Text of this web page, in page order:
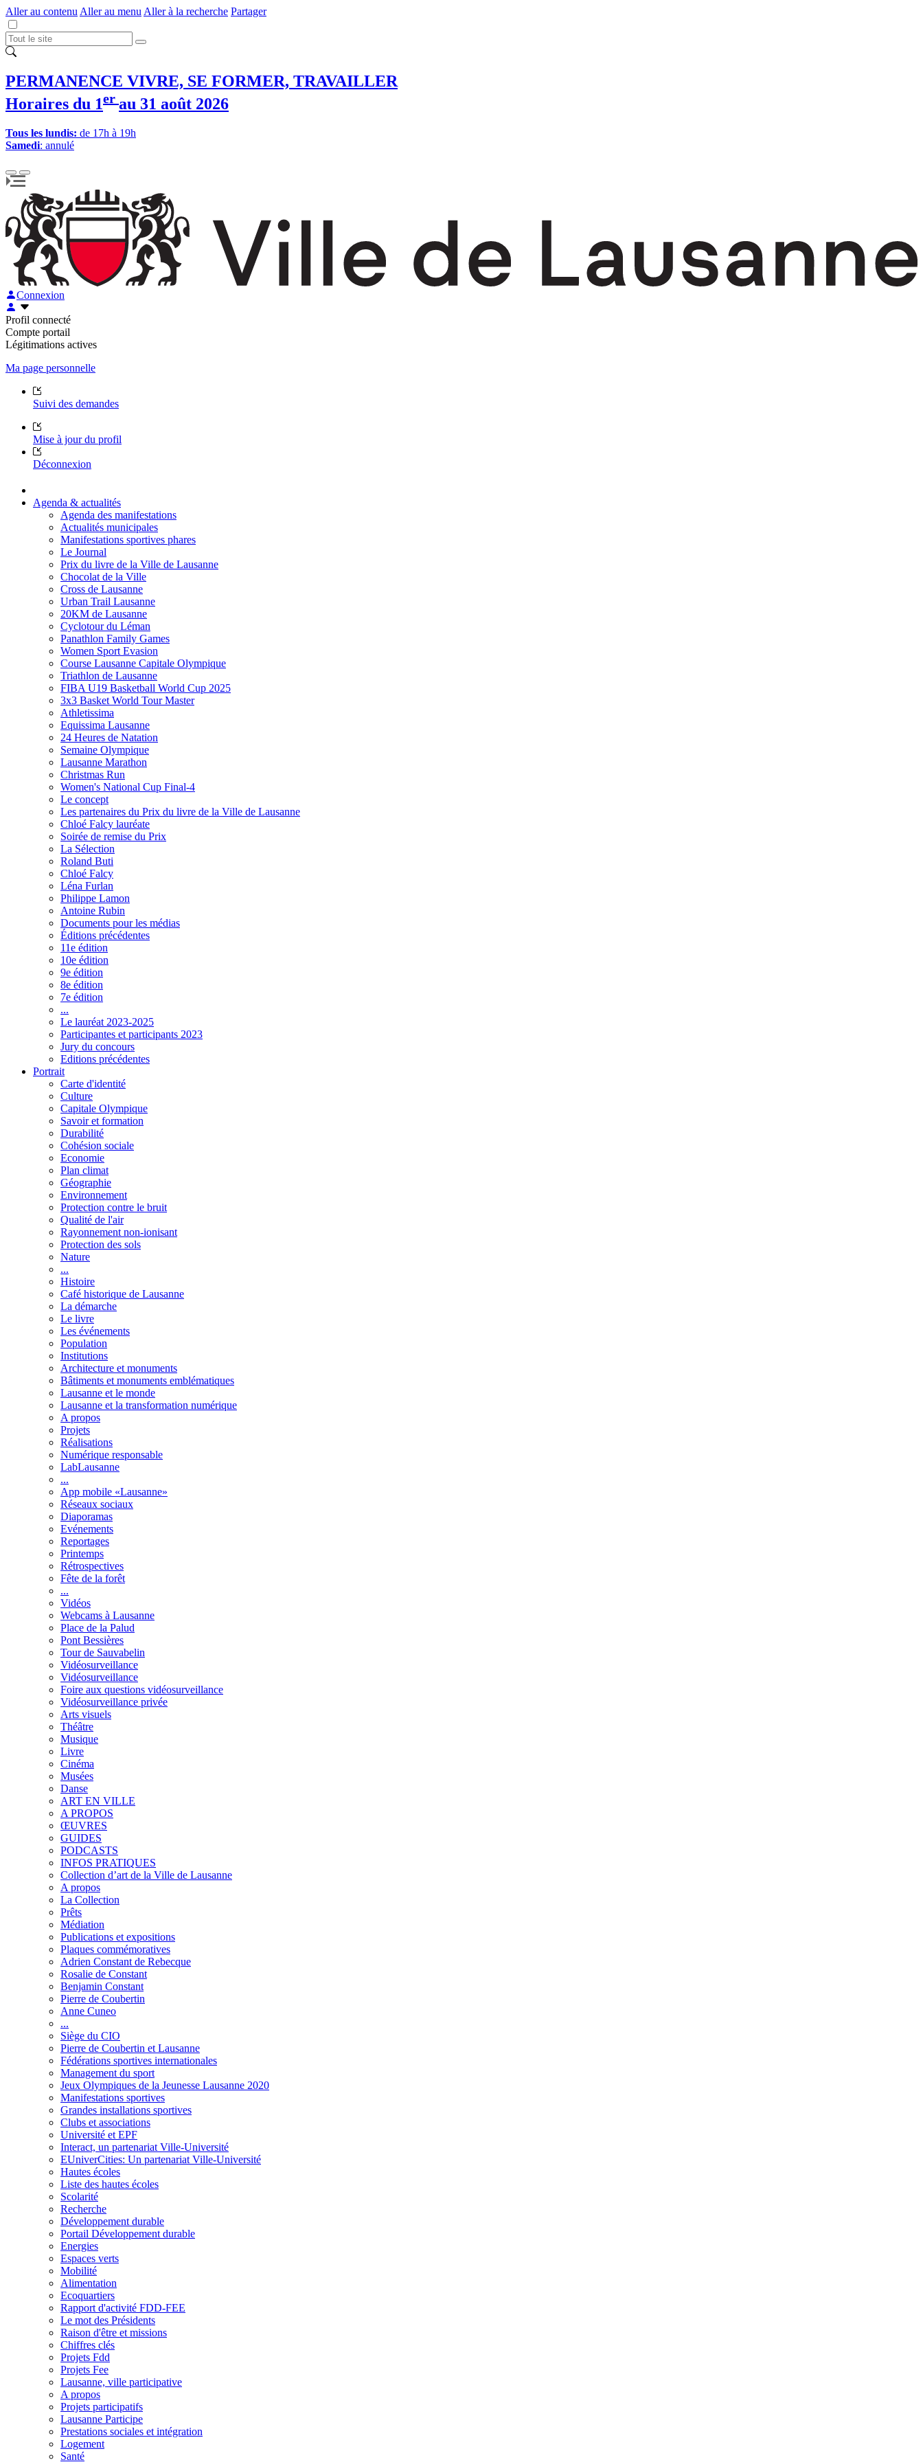
Aller au contenu Aller au menu Aller à la recherche Partager
PERMANENCE VIVRE, SE FORMER, TRAVAILLER
Horaires du 1er au 31 août 2026
Tous les lundis: de 17h à 19h
Samedi: annulé
Connexion
Profil connecté
Compte portail
Légitimations actives
Ma page personnelle
Suivi des demandes
Mise à jour du profil
Déconnexion
Agenda & actualités
Agenda des manifestations
Actualités municipales
Manifestations sportives phares
Le Journal
Prix du livre de la Ville de Lausanne
Chocolat de la Ville
Cross de Lausanne
Urban Trail Lausanne
20KM de Lausanne
Cyclotour du Léman
Panathlon Family Games
Women Sport Evasion
Course Lausanne Capitale Olympique
Triathlon de Lausanne
FIBA U19 Basketball World Cup 2025
3x3 Basket World Tour Master
Athletissima
Equissima Lausanne
24 Heures de Natation
Semaine Olympique
Lausanne Marathon
Christmas Run
Women's National Cup Final-4
Le concept
Les partenaires du Prix du livre de la Ville de Lausanne
Chloé Falcy lauréate
Soirée de remise du Prix
La Sélection
Roland Buti
Chloé Falcy
Léna Furlan
Philippe Lamon
Antoine Rubin
Documents pour les médias
Éditions précédentes
11e édition
10e édition
9e édition
8e édition
7e édition
...
Le lauréat 2023-2025
Participantes et participants 2023
Jury du concours
Editions précédentes
Portrait
Carte d'identité
Culture
Capitale Olympique
Savoir et formation
Durabilité
Cohésion sociale
Economie
Plan climat
Géographie
Environnement
Protection contre le bruit
Qualité de l'air
Rayonnement non-ionisant
Protection des sols
Nature
...
Histoire
Café historique de Lausanne
La démarche
Le livre
Les événements
Population
Institutions
Architecture et monuments
Bâtiments et monuments emblématiques
Lausanne et le monde
Lausanne et la transformation numérique
A propos
Projets
Réalisations
Numérique responsable
LabLausanne
...
App mobile «Lausanne»
Réseaux sociaux
Diaporamas
Evénements
Reportages
Printemps
Rétrospectives
Fête de la forêt
...
Vidéos
Webcams à Lausanne
Place de la Palud
Pont Bessières
Tour de Sauvabelin
Vidéosurveillance
Vidéosurveillance
Foire aux questions vidéosurveillance
Vidéosurveillance privée
Arts visuels
Théâtre
Musique
Livre
Cinéma
Musées
Danse
ART EN VILLE
A PROPOS
ŒUVRES
GUIDES
PODCASTS
INFOS PRATIQUES
Collection d’art de la Ville de Lausanne
A propos
La Collection
Prêts
Médiation
Publications et expositions
Plaques commémoratives
Adrien Constant de Rebecque
Rosalie de Constant
Benjamin Constant
Pierre de Coubertin
Anne Cuneo
...
Siège du CIO
Pierre de Coubertin et Lausanne
Fédérations sportives internationales
Management du sport
Jeux Olympiques de la Jeunesse Lausanne 2020
Manifestations sportives
Grandes installations sportives
Clubs et associations
Université et EPF
Interact, un partenariat Ville-Université
EUniverCities: Un partenariat Ville-Université
Hautes écoles
Liste des hautes écoles
Scolarité
Recherche
Développement durable
Portail Développement durable
Energies
Espaces verts
Mobilité
Alimentation
Ecoquartiers
Rapport d'activité FDD-FEE
Le mot des Présidents
Raison d'être et missions
Chiffres clés
Projets Fdd
Projets Fee
Lausanne, ville participative
A propos
Projets participatifs
Lausanne Participe
Prestations sociales et intégration
Logement
Santé